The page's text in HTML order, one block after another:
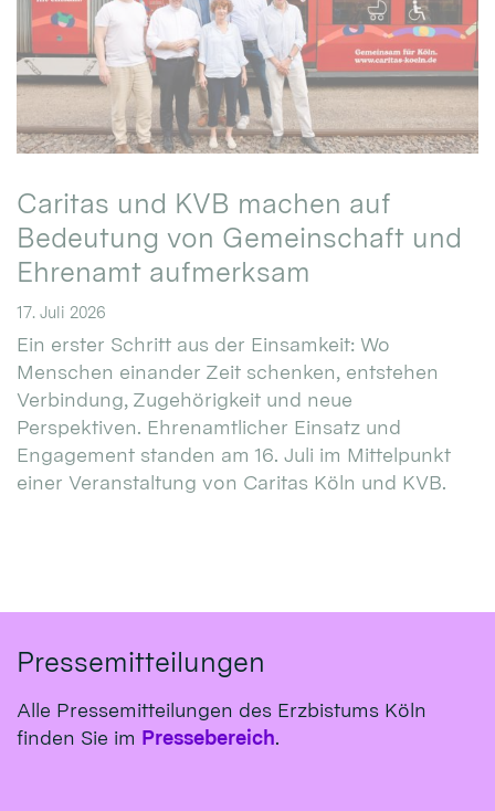
Caritas und KVB machen auf
Bedeutung von Gemeinschaft und
Ehrenamt aufmerksam
17. Juli 2026
Ein erster Schritt aus der Einsamkeit: Wo
Menschen einander Zeit schenken, entstehen
Verbindung, Zugehörigkeit und neue
Perspektiven. Ehrenamtlicher Einsatz und
Engagement standen am 16. Juli im Mittelpunkt
einer Veranstaltung von Caritas Köln und KVB.
Pressemitteilungen
Alle Pressemitteilungen des Erzbistums Köln
finden Sie im Pressebereich.